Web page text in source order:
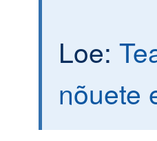
Loe:
nõuete